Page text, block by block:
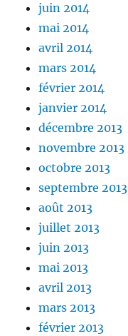
juin 2014
mai 2014
avril 2014
mars 2014
février 2014
janvier 2014
décembre 2013
novembre 2013
octobre 2013
septembre 2013
août 2013
juillet 2013
juin 2013
mai 2013
avril 2013
mars 2013
février 2013